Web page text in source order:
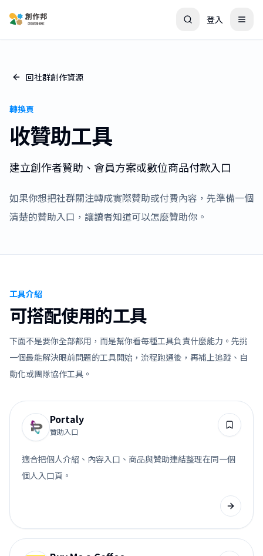
登入
回社群創作資源
轉換頁
收贊助工具
建立創作者贊助、會員方案或數位商品付款入口
如果你想把社群關注轉成實際贊助或付費內容，先準備一個
清楚的贊助入口，讓讀者知道可以怎麼贊助你。
工具介紹
可搭配使用的工具
下面不是要你全部都用，而是幫你看每種工具負責什麼能力。先挑
一個最能解決眼前問題的工具開始，流程跑通後，再補上追蹤、自
動化或團隊協作工具。
Portaly
贊助入口
適合把個人介紹、內容入口、商品與贊助連結整理在同一個
個人入口頁。